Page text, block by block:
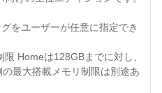
をユーザーが任意に指定でき
Homeは128GBまでに対し、
最大搭載メモリ制限は別途あ